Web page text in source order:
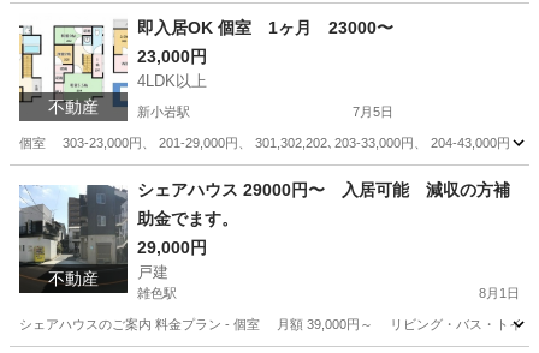
不動産
即入居OK 個室 1ヶ月 23000〜
23,000円
4LDK以上
新小岩駅 7月5日
個室 303-23,000円、 201-29,000円、 301,302,202､203-33,000円、 204-43,000円
シェアハウス 押上駅
不動産
シェアハウス 29000円〜 入居可能 減収の方補
助金でます。
29,000円
戸建
雑色駅 8月1日
シェアハウスのご案内 料金プラン - 個室 月額 39,000円～ リビング・バス・トイ